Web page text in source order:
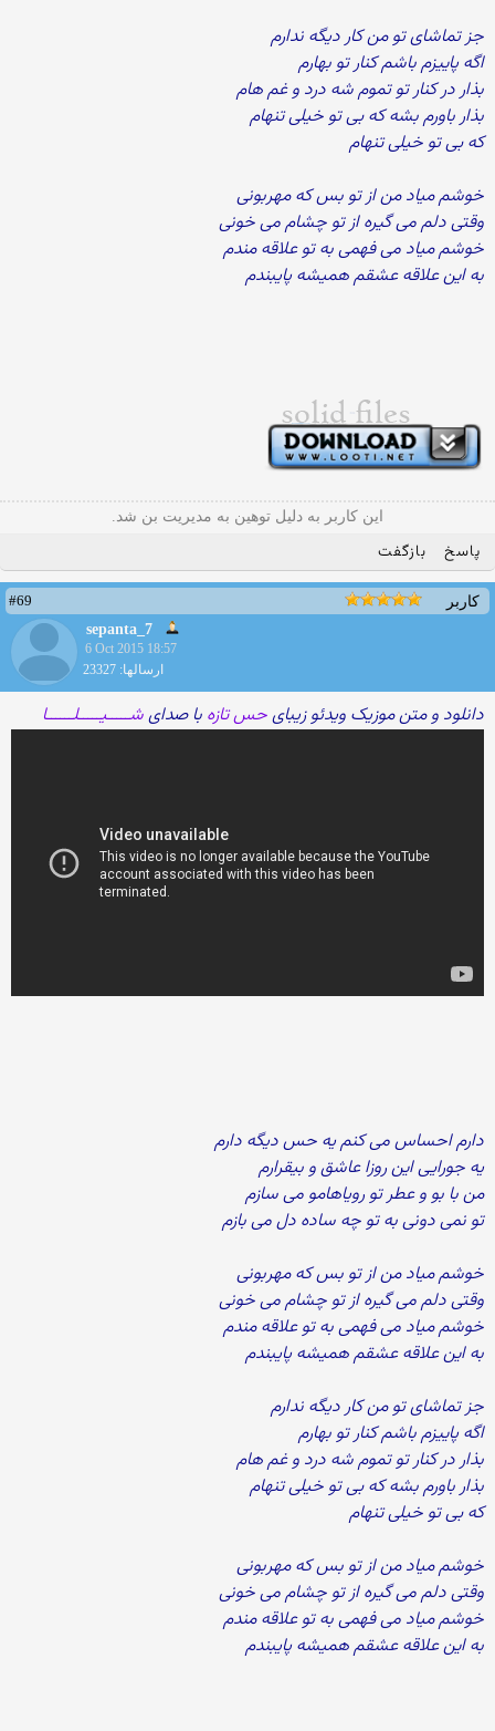
جز تماشای تو من کار دیگه ندارم
اگه پاییزم باشم کنار تو بهارم
بذار در کنار تو تموم شه درد و غم هام
بذار باورم بشه که بی تو خیلی تنهام
که بی تو خیلی تنهام
خوشم میاد من از تو بس که مهربونی
وقتی دلم می گیره از تو چشام می خونی
خوشم میاد می فهمی به تو علاقه مندم
به این علاقه عشقم همیشه پایبندم
این کاربر به دلیل توهین به مدیریت بن شد.
پاسخ بازگفت
کاربر
#69
sepanta_7
6 Oct 2015 18:57
ارسالها: 23327
دانلود و متن موزیک ویدئو زیبایحس تازه با صدایشـــــیـــــلــــــا
دارم احساس می کنم یه حس دیگه دارم
یه جورایی این روزا عاشق و بیقرارم
من با بو و عطر تو رویاهامو می سازم
تو نمی دونی به تو چه ساده دل می بازم
خوشم میاد من از تو بس که مهربونی
وقتی دلم می گیره از تو چشام می خونی
خوشم میاد می فهمی به تو علاقه مندم
به این علاقه عشقم همیشه پایبندم
جز تماشای تو من کار دیگه ندارم
اگه پاییزم باشم کنار تو بهارم
بذار در کنار تو تموم شه درد و غم هام
بذار باورم بشه که بی تو خیلی تنهام
که بی تو خیلی تنهام
خوشم میاد من از تو بس که مهربونی
وقتی دلم می گیره از تو چشام می خونی
خوشم میاد می فهمی به تو علاقه مندم
به این علاقه عشقم همیشه پایبندم